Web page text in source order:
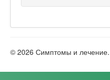
© 2026 Симптомы и